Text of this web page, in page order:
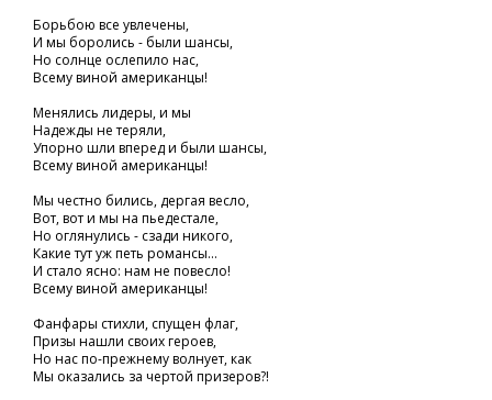
Борьбою все увлечены,
И мы боролись - были шансы,
Но солнце ослепило нас,
Всему виной американцы!
Менялись лидеры, и мы
Надежды не теряли,
Упорно шли вперед и были шансы,
Всему виной американцы!
Мы честно бились, дергая весло,
Вот, вот и мы на пьедестале,
Но оглянулись - сзади никого,
Какие тут уж петь романсы...
И стало ясно: нам не повесло!
Всему виной американцы!
Фанфары стихли, спущен флаг,
Призы нашли своих героев,
Но нас по-прежнему волнует, как
Мы оказались за чертой призеров?!